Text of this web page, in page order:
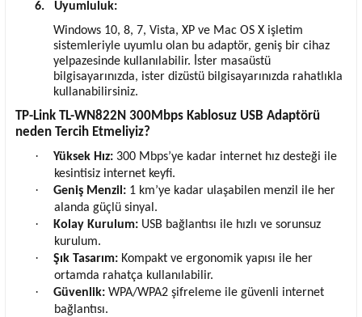
6.
Uyumluluk:
Windows 10, 8, 7, Vista, XP ve Mac OS X işletim
sistemleriyle uyumlu olan bu adaptör, geniş bir cihaz
yelpazesinde kullanılabilir. İster masaüstü
bilgisayarınızda, ister dizüstü bilgisayarınızda rahatlıkla
kullanabilirsiniz.
TP-Link TL-WN822N 300Mbps Kablosuz USB Adaptörü
neden Tercih Etmeliyiz?
·
Yüksek Hız: 300 Mbps’ye kadar internet hız desteği ile
kesintisiz internet keyfi.
· Geniş Menzil: 1 km’ye kadar ulaşabilen menzil ile her
alanda güçlü sinyal.
· Kolay Kurulum: USB bağlantısı ile hızlı ve sorunsuz
kurulum.
· Şık Tasarım: Kompakt ve ergonomik yapısı ile her
ortamda rahatça kullanılabilir.
· Güvenlik: WPA/WPA2 şifreleme ile güvenli internet
bağlantısı.